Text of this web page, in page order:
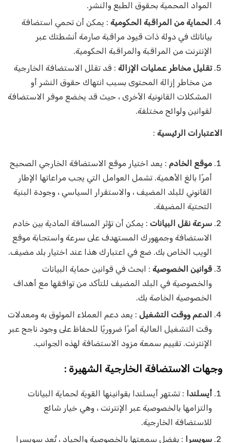
المواد المحمية بحقوق الطبع والنشر.
الحماية من المراقبة الحكومية : يمكن أن تحمي استضافة
بياناتك في دولة ذات قيود مراقبة صارمة أنشطتك عبر
الإنترنت من المراقبة والمراقبة الحكومية.
تقليل مخاطر عمليات الإزالة : قد تقلل الاستضافة الخارجية
من مخاطر إزالة المحتوى بسبب انتهاك حقوق النشر أو
المشكلات القانونية الأخرى ، حيث قد يخضع موفر الاستضافة
لقوانين ولوائح مختلفة.
الاعتبارات الرئيسية :
موقع الخادم : يعد اختيار موقع الاستضافة الخارجي الصحيح
أمرًا بالغ الأهمية. تشمل العوامل التي يجب مراعاتها الإطار
القانوني للبلد المضيف ، والاستقرار السياسي ، وجودة البنية
التحتية المضيفة.
سرعة نقل البيانات : يمكن أن تؤثر المسافة المادية بين خادم
الاستضافة وجمهورك المستهدف على سرعة واستجابة موقع
الويب الخاص بك. ضع في اعتبارك هذا عند اختيار بلد مضيف.
قوانين الخصوصية : ابحث في قوانين حماية البيانات
والخصوصية في البلد المضيف للتأكد من توافقها مع أهداف
الخصوصية الخاصة بك.
الدعم ووقت التشغيل : يعد دعم العملاء الموثوق به ومعدلات
وقت التشغيل العالية أمرًا ضروريًا للحفاظ على وجود ناجح عبر
الإنترنت. تقييم سمعة مزود الاستضافة لهذه الجوانب.
وجهات الاستضافة الخارجية الشهيرة :
أيسلندا : تشتهر أيسلندا بقوانينها القوية لحماية البيانات
والتزامها بالخصوصية عبر الإنترنت ، وهي خيار شائع
للاستضافة الخارجية.
سويسرا : بفضل سمعتها بالخصوصية والحياد ، تُعد سويسرا